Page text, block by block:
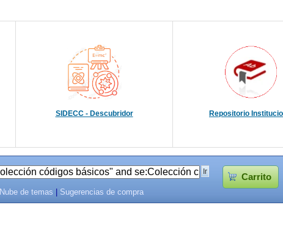
SIDECC - Descubridor Repositorio
Carrito
Nube de temas Sugerencias de compra